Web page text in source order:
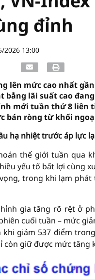
đỉnh
2026 13:00
lên mức cao nhất
bằng lãi suất cao
mới tuần thứ 8 liên
bán ròng từ khối
hạ nhiệt trước áp lực
thế giới tuần qua
yếu tố bất lợi cùng
trong khi lạm
gia tăng rõ rệt ở
cuối tuần – mức
giảm 537 điểm
còn giữ được mức tăng